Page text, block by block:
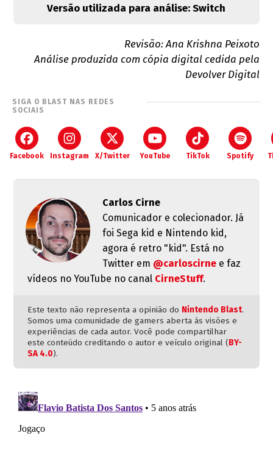
Versão utilizada para análise: Switch
Revisão: Ana Krishna Peixoto
Análise produzida com cópia digital cedida pela
Devolver Digital
SIGA O BLAST NAS REDES
SOCIAIS
Facebook Instagram X/Twitter YouTube TikTok Spotify
Carlos Cirne
Comunicador e colecionador. Já
foi Sega kid e Nintendo kid,
agora é retro "kid". Está no
Twitter em @carloscirne e faz
vídeos no YouTube no canal CirneStuff.
Este texto não representa a opinião do Nintendo Blast.
Somos uma comunidade de gamers aberta às visões e
experiências de cada autor. Você pode compartilhar
este conteúdo creditando o autor e veículo original (BY-
SA 4.0).